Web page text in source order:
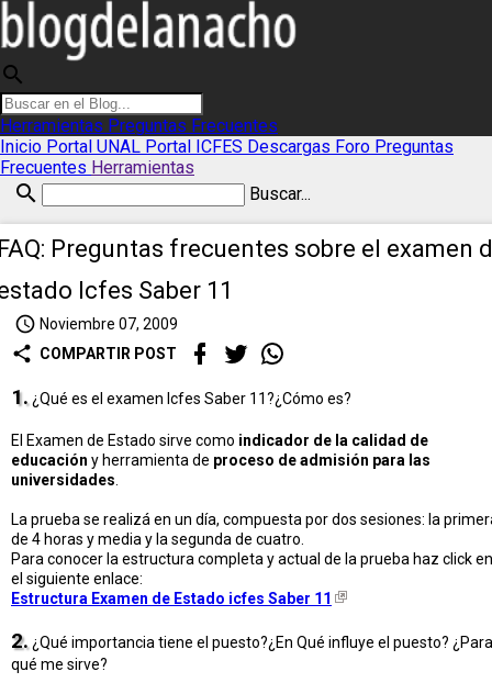
search
Herramientas Preguntas Frecuentes
Inicio Portal UNAL Portal ICFES Descargas Foro Preguntas
Frecuentes Herramientas
search Buscar...
Preguntas frecuentes sobre el examen
Icfes Saber 11
access_time Noviembre 07, 2009
share COMPARTIR POST
1. ¿Qué es el examen Icfes Saber 11?¿Cómo es?
El Examen de Estado sirve como indicador de la calidad de
educación y herramienta de proceso de admisión para las
universidades
La prueba se realizá en un día, compuesta por dos sesiones: la
de 4 horas y media y la segunda de cuatro.
Para conocer la estructura completa y actual de la prueba haz click en
el siguiente enlace:
Estructura Examen de Estado icfes Saber 11
2. ¿Qué importancia tiene el puesto?¿En Qué influye el puesto? ¿Para
qué me sirve?